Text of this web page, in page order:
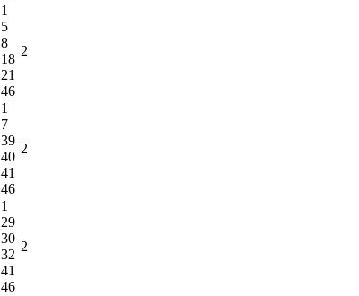
1
5
8
18
21
46
2
1
7
39
40
41
46
2
1
29
30
32
41
46
2